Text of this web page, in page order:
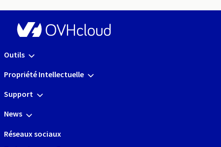
Outils
Propriété Intellectuelle
Support
News
Réseaux sociaux